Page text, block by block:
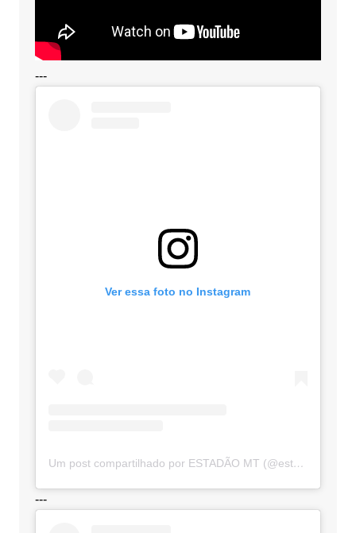
---
Ver essa foto no Instagram
Um post compartilhado por ESTADÃO MT (@estadaomt)
---